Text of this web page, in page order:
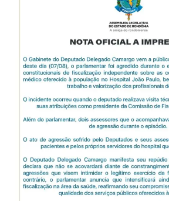
O caso repercutiu fortemente
de um Poder Legislativo
diante de obstáculos e está
luta por serviços públicos de